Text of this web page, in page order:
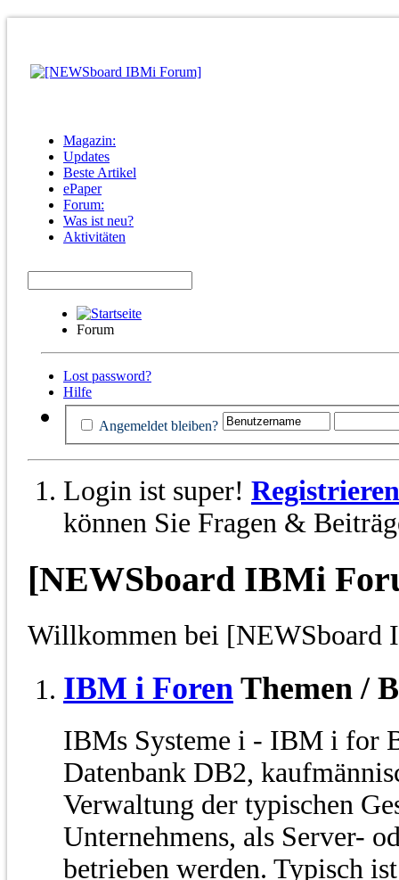
Magazin:
Updates
Beste Artikel
ePaper
Forum:
Was ist neu?
Aktivitäten
Forum
Lost password?
Hilfe
Angemeldet bleiben?
Login ist super! Registrieren
können Sie Fragen &
[NEWSboard IBMi
Willkommen bei [NEWSboard
IBM i Foren Themen /
IBMs Systeme i - IBM i for
Datenbank DB2,
Verwaltung der typischen
Unternehmens, als Server-
betrieben werden. Typisch